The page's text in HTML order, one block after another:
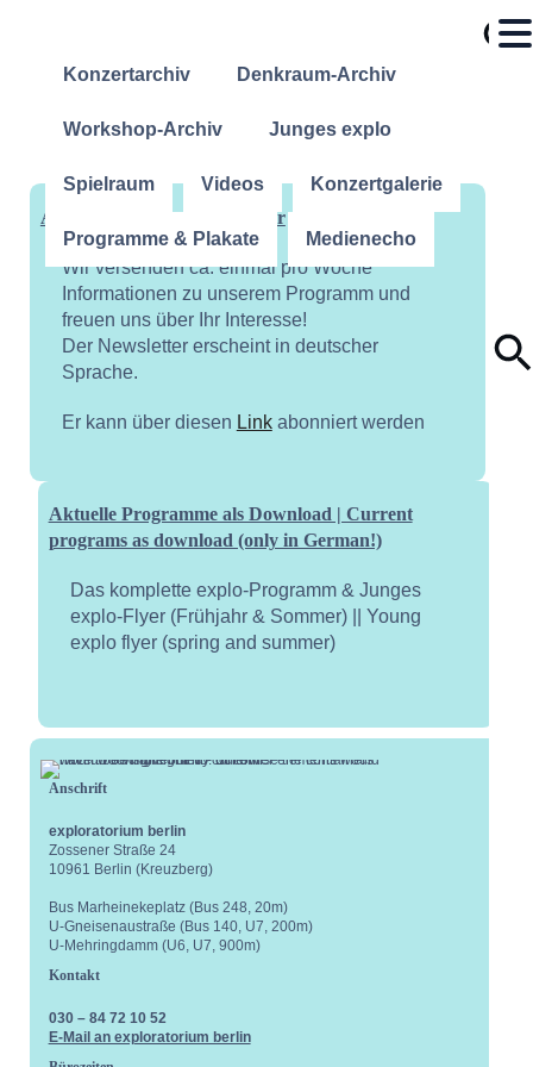
Konzertarchiv Denkraum-Archiv
Workshop-Archiv Junges explo
Spielraum Videos Konzertgalerie
Programme & Plakate Medienecho
Abonniere unseren Newsletter
Wir versenden ca. einmal pro Woche
Informationen zu unserem Programm und
freuen uns über Ihr Interesse!
Der Newsletter erscheint in deutscher
Sprache.
Er kann über diesen Linkabonniert werden
Aktuelle Programme als Download | Current
programs as download (only in German!)
Das komplette explo-Programm & Junges
explo-Flyer (Frühjahr & Sommer) || Young
explo flyer (spring and summer)
Anschrift
exploratorium berlin
Zossener Straße 24
10961 Berlin (Kreuzberg)
Bus Marheinekeplatz (Bus 248, 20m)
U-Gneisenaustraße (Bus 140, U7, 200m)
U-Mehringdamm (U6, U7, 900m)
Kontakt
030 – 84 72 10 52
E-Mail an exploratorium berlin